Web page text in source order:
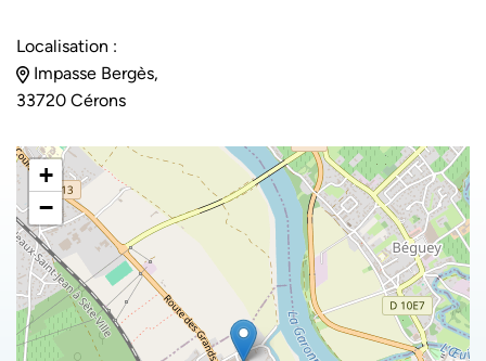
Localisation :
Impasse Bergès,
33720 Cérons
+
−